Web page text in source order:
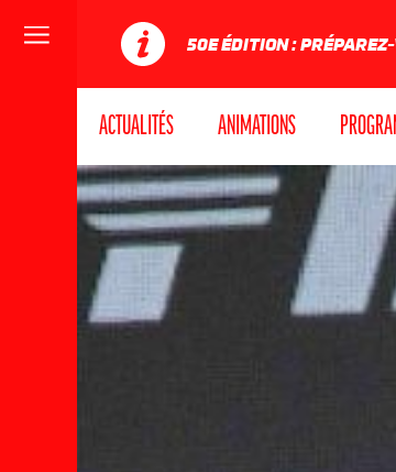
50E ÉDITION :
ACTUALITÉS ANIMATIONS